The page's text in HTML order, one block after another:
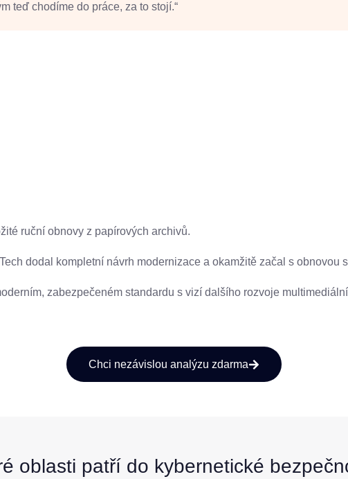
teď chodíme do práce, za to stojí.“
ruční obnovy z papírových archivů.
dodal kompletní návrh modernizace a okamžitě začal s obnovou
zabezpečeném standardu s vizí dalšího rozvoje
Chci nezávislou analýzu zdarma
oblasti patří do kybernetické